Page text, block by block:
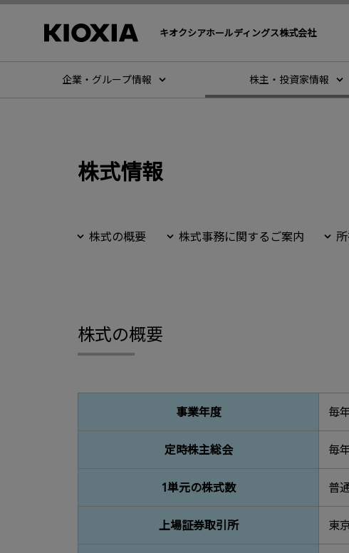
キオクシアホールディングス株式会社
企業・グループ情報 株主・投資家情報
株式情報
株式の概要 株式事務に関するご案内
株式の概要
事業年度 毎
定時株主総会 毎
1単元の株式数​ 普
上場証券取引所 東